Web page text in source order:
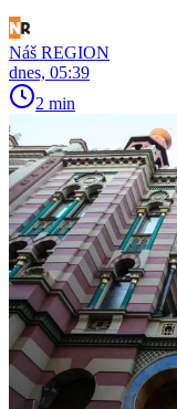
Náš REGION
dnes, 05:39
2 min